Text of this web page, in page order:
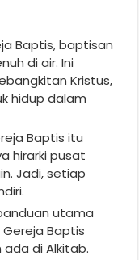
Baptis, baptisan
di air. Ini
Kristus,
hidup dalam
Baptis itu
hirarki pusat
Jadi, setiap
utama
Baptis
di Alkitab.